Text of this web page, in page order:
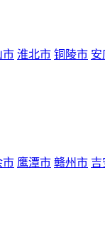
市 淮北市 铜陵市 安
市 鹰潭市 赣州市 吉